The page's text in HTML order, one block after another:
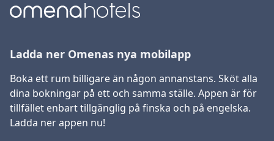
Ladda ner Omenas nya mobilapp
Boka ett rum billigare än någon annanstans. Sköt alla
dina bokningar på ett och samma ställe. Appen är för
tillfället enbart tillgänglig på finska och på engelska.
Ladda ner appen nu!